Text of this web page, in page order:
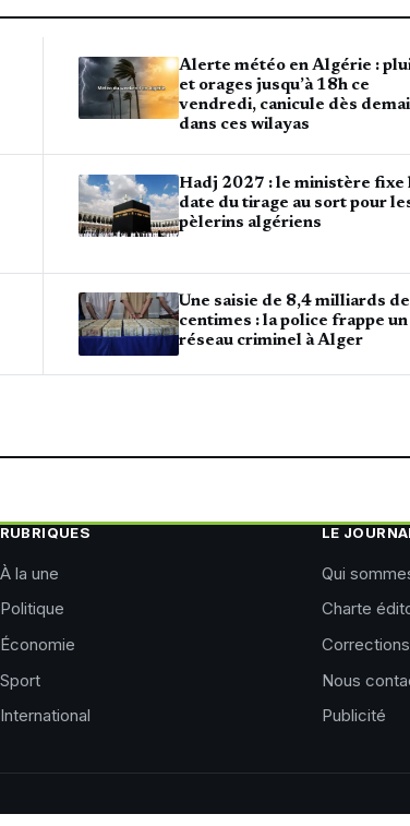
Alerte météo en Algérie :
et orages jusqu’à 18h ce
vendredi, canicule dès
dans ces wilayas
Hadj 2027 : le ministère fixe
date du tirage au sort pour
pèlerins algériens
Une saisie de 8,4 milliards de
centimes : la police frappe un
réseau criminel à Alger
RUBRIQUES
À la une
Politique
Économie
Sport
International
LE
Qui
Charte
Corrections
Nous
Publicité